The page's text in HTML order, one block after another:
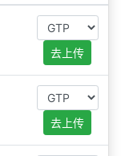
去上传
去上传